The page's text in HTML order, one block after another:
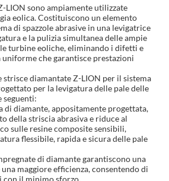
LION sono ampiamente utilizzate
eolica. Costituiscono un elemento
di spazzole abrasive in una levigatrice
e la pulizia simultanea delle ampie
turbine eoliche, eliminando i difetti e
che garantisce prestazioni
strisce diamantate Z-LION per il sistema
per la levigatura delle pale delle
seguenti:
di diamante, appositamente progettata,
della striscia abrasiva e riduce al
sulle resine composite sensibili,
flessibile, rapida e sicura delle pale
di diamante garantiscono una
maggiore efficienza, consentendo di
con il minimo sforzo.